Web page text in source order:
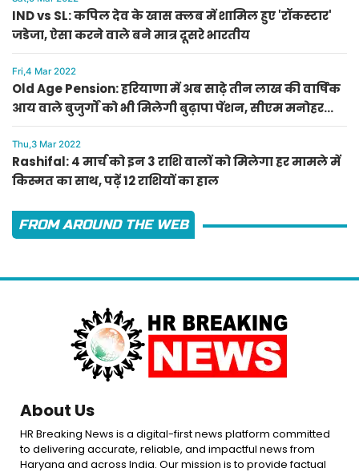
IND vs SL: कपिल देव के खास क्लब में शामिल हुए 'रॉकस्टार'
जडेजा, ऐसा करने वाले बने मात्र दूसरे भारतीय
Fri,4 Mar 2022
Old Age Pension: हरियाणा में अब साढ़े तीन लाख की वार्षिक
आय वाले बुजुर्गों को भी मिलेगी बुढ़ापा पेंशन, सीएम मनोहर
लाल का ऐलान
Thu,3 Mar 2022
Rashifal: 4 मार्च को इन 3 राशि वालों को मिलेगा हर मामले में
किस्मत का साथ, पढ़ें 12 राशियों का हाल
FROM AROUND THE WEB
About Us
HR Breaking News is a digital-first news platform committed
to delivering accurate, reliable, and impactful news from
Haryana and across India. Our mission is to provide factual